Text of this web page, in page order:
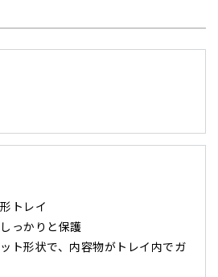
トレイ
っかりと保護
ト形状で、内容物がトレイ内でガ